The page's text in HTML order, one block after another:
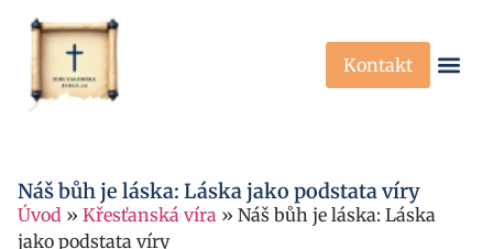
Kontakt
Náš bůh je láska: Láska jako podstata víry
Úvod » Křesťanská víra » Náš bůh je láska: Láska
jako podstata víry